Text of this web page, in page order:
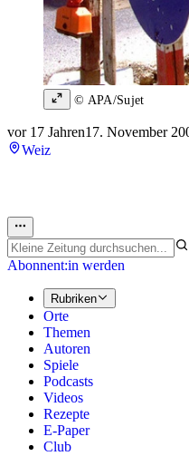
© APA/Sujet
vor 17 Jahren17. November
Weiz
Abonnent:in werden
Rubriken
Orte
Themen
Autoren
Spiele
Podcasts
Videos
Rezepte
E-Paper
Club